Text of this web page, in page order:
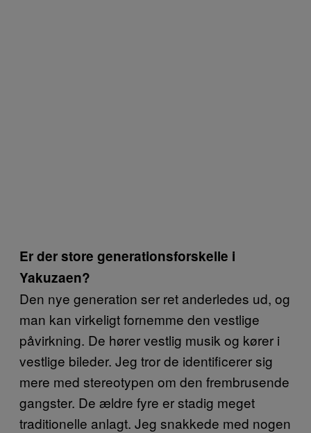
Er der store generationsforskelle i
Yakuzaen?
Den nye generation ser ret anderledes ud, og
man kan virkeligt fornemme den vestlige
påvirkning. De hører vestlig musik og kører i
vestlige bileder. Jeg tror de identificerer sig
mere med stereotypen om den frembrusende
gangster. De ældre fyre er stadig meget
traditionelle anlagt. Jeg snakkede med nogen